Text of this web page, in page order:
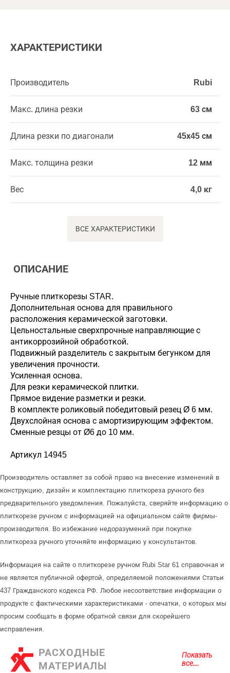
ХАРАКТЕРИСТИКИ
Производитель Rubi
Макс. длина резки 63 см
Длина резки по диагонали 45х45 см
Макс. толщина резки 12 мм
Вес 4,0 кг
ВСЕ ХАРАКТЕРИСТИКИ
ОПИСАНИЕ
Ручные плиткорезы STAR.
Дополнительная основа для правильного
расположения керамической заготовки.
Цельностальные сверхпрочные направляющие с
антикоррозийной обработкой.
Подвижный разделитель с закрытым бегунком для
увеличения прочности.
Усиленная основа.
Для резки керамической плитки.
Прямое видение разметки и резки.
В комплекте роликовый победитовый резец Ø 6 мм.
Двухслойная основа с амортизирующим эффектом.
Сменные резцы от Ø6 до 10 мм.
Артикул 14945
Производитель оставляет за собой право на внесение изменений в
конструкцию, дизайн и комплектацию плиткореза ручного без
предварительного уведомления. Пожалуйста, сверяйте информацию о
плиткорезе ручном с информацией на официальном сайте фирмы-
производителя. Во избежание недоразумений при покупке
плиткореза ручного уточняйте информацию у консультантов.
Информация на сайте о плиткорезе ручном Rubi Star 61 справочная и
не является публичной офертой, определяемой положениями Статьи
437 Гражданского кодекса РФ. Любое несоответствие информации о
продукте с фактическими характеристиками - опечатки, о которых мы
просим сообщать в форме обратной связи для скорейшего
исправления.
РАСХОДНЫЕ
МАТЕРИАЛЫ
Показать
все...